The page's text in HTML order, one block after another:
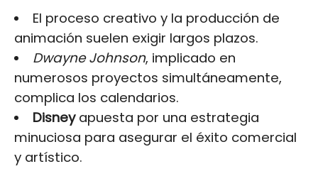
El proceso creativo y la producción de
animación suelen exigir largos plazos.
Dwayne Johnson, implicado en
numerosos proyectos simultáneamente,
complica los calendarios.
Disneyapuesta por una estrategia
minuciosa para asegurar el éxito comercial
y artístico.